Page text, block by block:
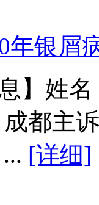
年银屑
】姓
都主
[详细]